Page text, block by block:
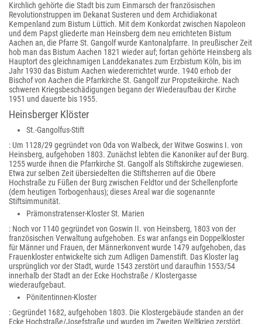
Kirchlich gehörte die Stadt bis zum Einmarsch der französischen
Revolutionstruppen im Dekanat Susteren und dem Archidiakonat
Kempenland zum Bistum Lüttich. Mit dem Konkordat zwischen Napoleon
und dem Papst gliederte man Heinsberg dem neu errichteten Bistum
Aachen an, die Pfarre St. Gangolf wurde Kantonalpfarre. In preußischer Zeit
hob man das Bistum Aachen 1821 wieder auf; fortan gehörte Heinsberg als
Hauptort des gleichnamigen Landdekanates zum Erzbistum Köln, bis im
Jahr 1930 das Bistum Aachen wiedererrichtet wurde. 1940 erhob der
Bischof von Aachen die Pfarrkirche St. Gangolf zur Propsteikirche. Nach
schweren Kriegsbeschädigungen begann der Wiederaufbau der Kirche
1951 und dauerte bis 1955.
Heinsberger Klöster
St.-Gangolfus-Stift
: Um 1128/29 gegründet von Oda von Walbeck, der Witwe Goswins I. von
Heinsberg, aufgehoben 1803. Zunächst lebten die Kanoniker auf der Burg.
1255 wurde ihnen die Pfarrkirche St. Gangolf als Stiftskirche zugewiesen.
Etwa zur selben Zeit übersiedelten die Stiftsherren auf die Obere
Hochstraße zu Füßen der Burg zwischen Feldtor und der Schellenpforte
(dem heutigen Torbogenhaus); dieses Areal war die sogenannte
Stiftsimmunität.
Prämonstratenser-Kloster St. Marien
: Noch vor 1140 gegründet von Goswin II. von Heinsberg, 1803 von der
französischen Verwaltung aufgehoben. Es war anfangs ein Doppelkloster
für Männer und Frauen, der Männerkonvent wurde 1479 aufgehoben, das
Frauenkloster entwickelte sich zum Adligen Damenstift. Das Kloster lag
ursprünglich vor der Stadt, wurde 1543 zerstört und daraufhin 1553/54
innerhalb der Stadt an der Ecke Hochstraße / Klostergasse
wiederaufgebaut.
Pönitentinnen-Kloster
: Gegründet 1682, aufgehoben 1803. Die Klostergebäude standen an der
Ecke Hochstraße/Josefstraße und wurden im Zweiten Weltkrieg zerstört.